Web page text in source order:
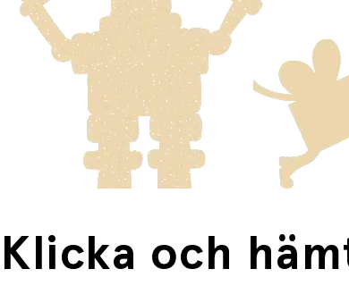
Produkter som omfattas av detta är tydligt
Fri frakt när du handlar för mer än 1500:-
Klicka och